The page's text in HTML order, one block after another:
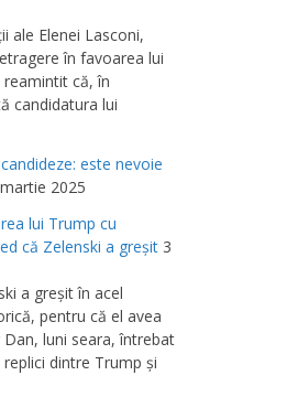
ale Elenei Lasconi,
în favoarea lui
că, în
candidatura lui
este nevoie
2025
lui Trump cu
că Zelenski a greşit 3
a greşit în acel
pentru că el avea
luni seara, întrebat
dintre Trump şi